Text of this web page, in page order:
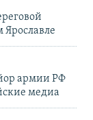
армии РФ
медиа